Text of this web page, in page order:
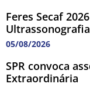
Feres Secaf
05/08/2026
SPR convoca
Extraordinária